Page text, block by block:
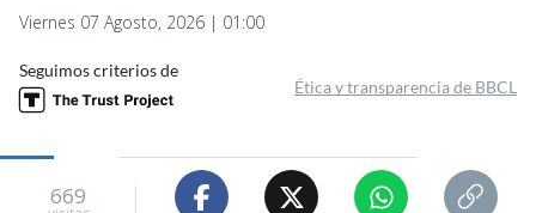
Viernes 07 Agosto, 2026 | 01:00
Seguimos criterios de
Ética y transparencia de BBCL
669